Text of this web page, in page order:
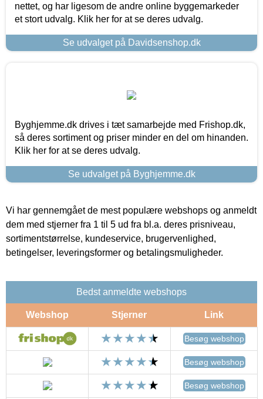
nettet, og har ligesom de andre online byggemarkeder
et stort udvalg. Klik her for at se deres udvalg.
Se udvalget på Davidsenshop.dk
Byghjemme.dk drives i tæt samarbejde med Frishop.dk,
så deres sortiment og priser minder en del om hinanden.
Klik her for at se deres udvalg.
Se udvalget på Byghjemme.dk
Vi har gennemgået de mest populære webshops og anmeldt
dem med stjerner fra 1 til 5 ud fra bl.a. deres prisniveau,
sortimentstørrelse, kundeservice, brugervenlighed,
betingelser, leveringsformer og betalingsmuligheder.
Bedst anmeldte webshops
Webshop Stjerner Link
Besøg webshop
Besøg webshop
Besøg webshop